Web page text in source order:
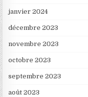
janvier 2024
décembre 2023
novembre 2023
octobre 2023
septembre 2023
août 2023